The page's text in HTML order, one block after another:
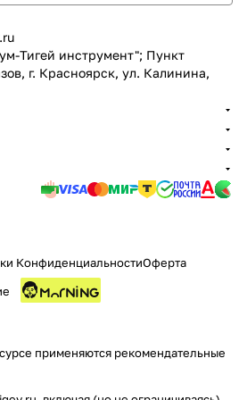
Тигей инструмент"; Пункт
г. Красноярск, ул. Калинина,
КонфиденциальностиОферта
применяются рекомендательные